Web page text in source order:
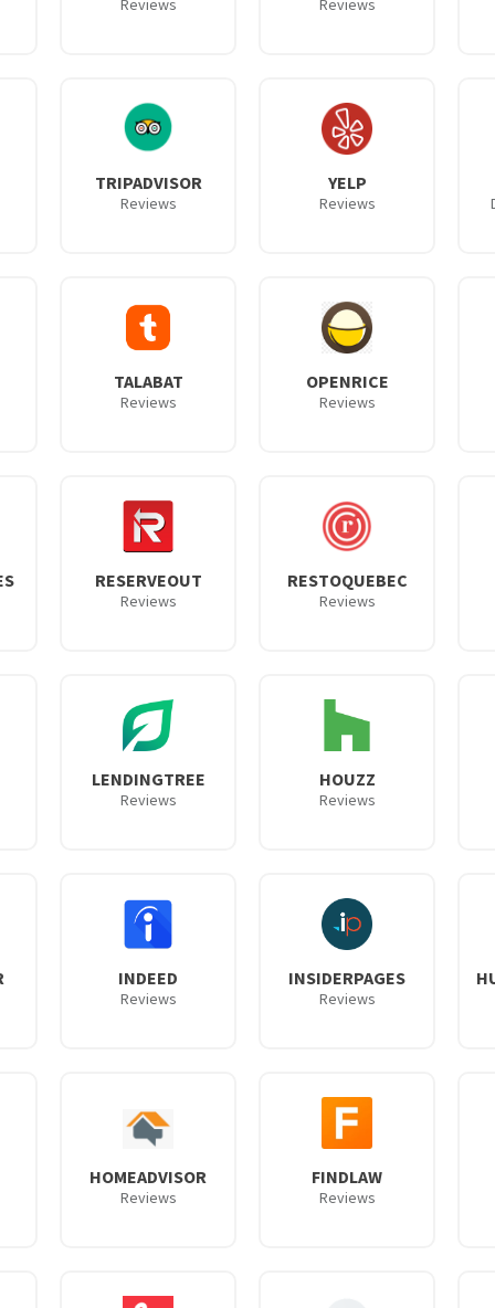
Reviews Reviews
TRIPADVISOR
Reviews
YELP
Reviews
TALABAT
Reviews
OPENRICE
Reviews
RESERVEOUT
Reviews
RESTOQUEBEC
Reviews
LENDINGTREE
Reviews
HOUZZ
Reviews
INDEED
Reviews
INSIDERPAGES
Reviews
HOMEADVISOR
Reviews
FINDLAW
Reviews